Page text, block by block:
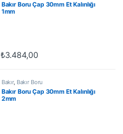
Bakır Boru Çap 30mm Et Kalınlığı
1mm
₺3.484,00
Bakır, Bakır Boru
Bakır Boru Çap 30mm Et Kalınlığı
2mm